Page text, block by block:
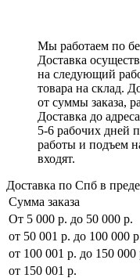
Мы работаем по
Доставка
на следующий
товара на склад.
от суммы заказа,
Доставка до
5-6 рабочих дней
работы и подъем
входят.
Доставка по Спб в
Сумма заказа
От 5 000 р. до 50 000 р.
от 50 001 р. до 100 000
от 100 001 р. до 150 000
от 150 001 р.